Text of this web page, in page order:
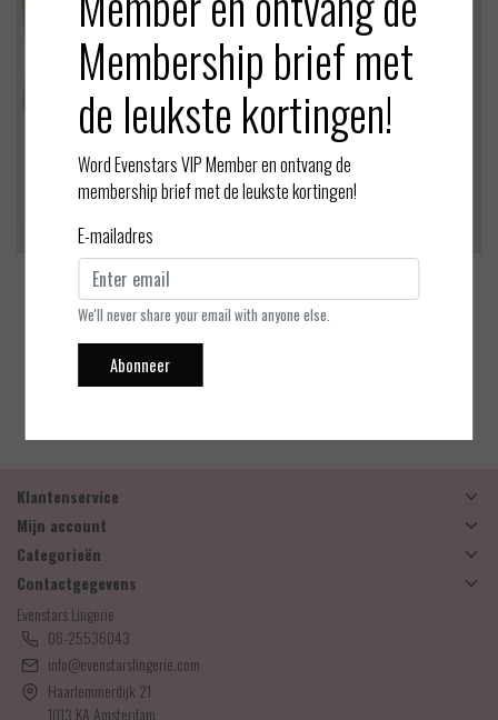
ten Cate
Secrets - Midi slip
Secrets - Midi slip
Klantenservice
Mijn account
Categorieën
Contactgegevens
Evenstars Lingerie
06-25536043
info@evenstarslingerie.com
Haarlemmerdijk 21
1013 KA Amsterdam
Membership brief met
de leukste kortingen!
Word Evenstars VIP Member en ontvang de
membership brief met de leukste kortingen!
E-mailadres
We'll never share your email with anyone else.
Abonneer